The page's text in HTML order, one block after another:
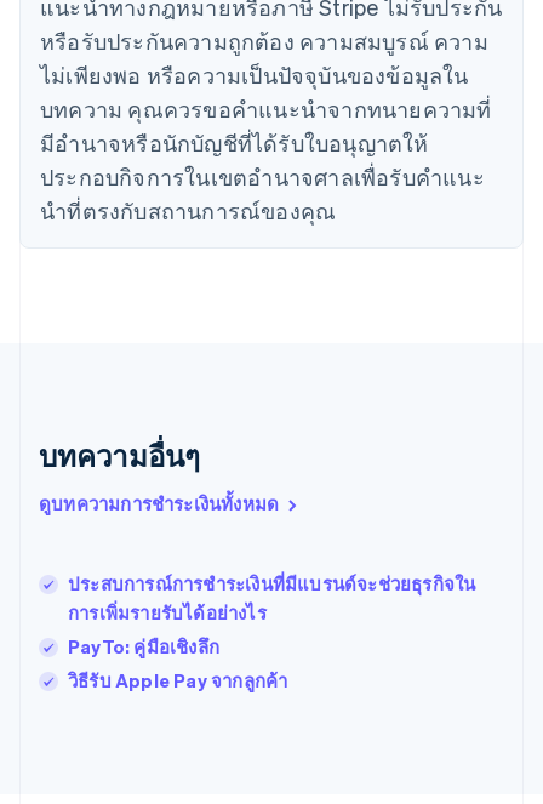
แนะนําทางกฎหมายหรือภาษี Stripe ไม่รับประกัน
หรือรับประกันความถูกต้อง ความสมบูรณ์ ความ
ไม่เพียงพอ หรือความเป็นปัจจุบันของข้อมูลใน
บทความ คุณควรขอคําแนะนําจากทนายความที่
มีอํานาจหรือนักบัญชีที่ได้รับใบอนุญาตให้
ประกอบกิจการในเขตอํานาจศาลเพื่อรับคําแนะ
นําที่ตรงกับสถานการณ์ของคุณ
บทความอื่นๆ
ดูบทความการชำระเงินทั้งหมด
ประสบการณ์การชําระเงินที่มีแบรนด์จะช่วยธุรกิจใน
การเพิ่มรายรับได้อย่างไร
PayTo: คู่มือเชิงลึก
วิธีรับ Apple Pay จากลูกค้า
ไทย
ไทย English
นอร์เวย์
English
นิวซีแลนด์
English
เนเธอร์แลนด์
NederlandsEnglish
บราซิล
โปแลนด์
English
ฝรั่งเศส
Svenska
มอลตา
English
มาเลเซีย
English
เม็กซิโก